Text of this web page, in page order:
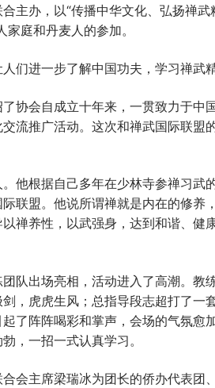
主办，以“传播中华文化、弘扬禅
庭和丹麦人的参加。
们进一步了解中国功夫，学习禅武精
协会自成立十年来，一贯致力于中
流推广活动。这次和禅武国际联盟
他根据自己多年在少林寺参禅习武
联盟。他说所谓禅就是内在的修养
禅养性，以武强身，达到和谐、健
队出场亮相，活动进入了高潮。教
，虎虎生风；总指导段志超打了一
了阵阵喝彩和掌声，会场的气氛愈
，一招一式认真学习。
会主席梁瑞冰为团长的侨办代表团